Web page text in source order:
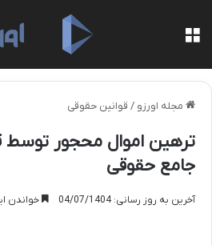
مجله اورزو / قوانین حقوقی
ترهین اموال محجور توسط
جامع حقوقی
آخرین به روز رسانی: 04/07/1404 خواندن این مطلب